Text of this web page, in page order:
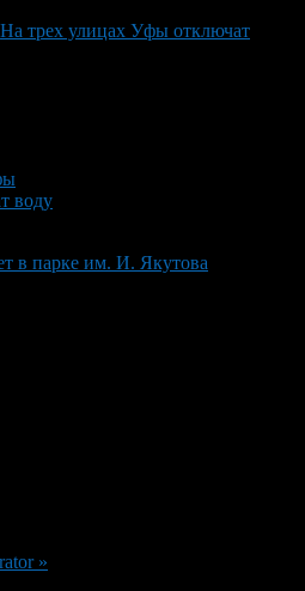
На трех улицах Уфы отключат
воду
в парке им. И. Якутова
»